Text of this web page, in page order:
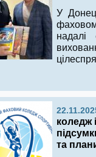
У
надалі
коледж
та